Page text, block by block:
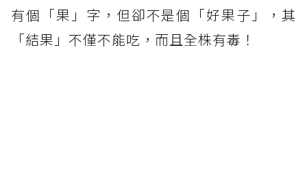
有個「果」字，但卻不是個「好果子」，其
「結果」不僅不能吃，而且全株有毒！